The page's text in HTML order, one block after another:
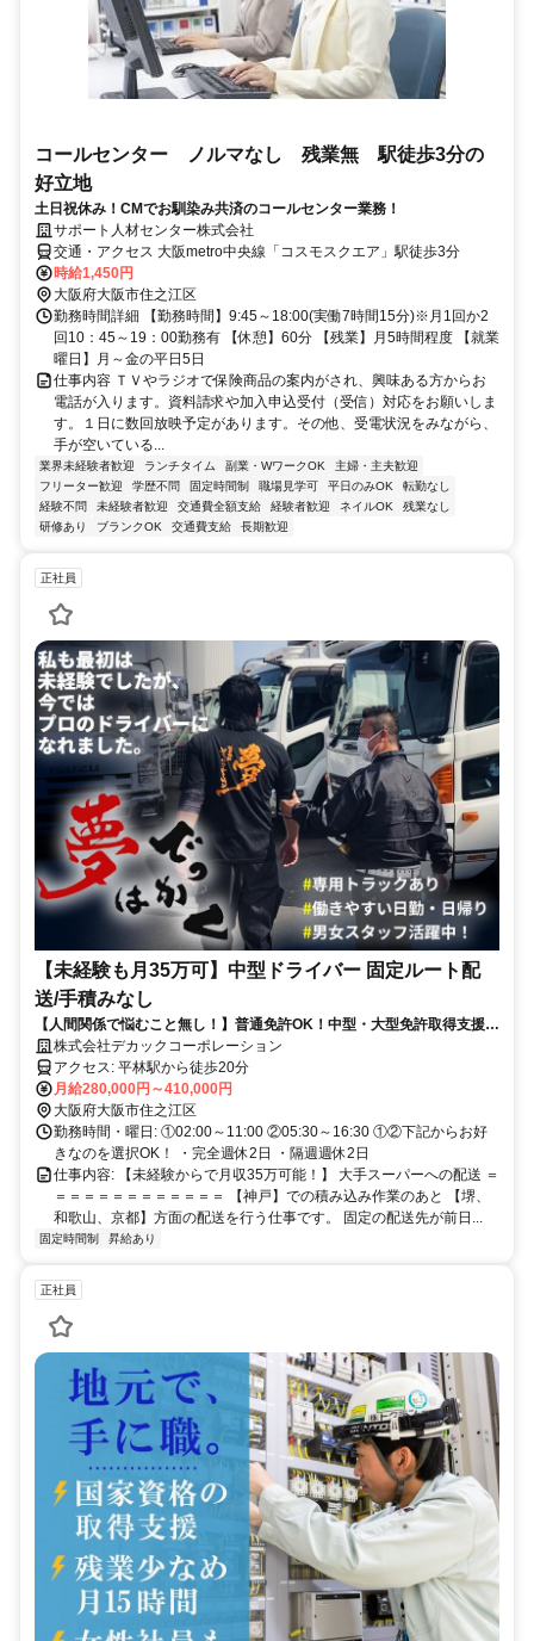
コールセンター ノルマなし 残業無 駅徒歩3分の
好立地
土日祝休み！CMでお馴染み共済のコールセンター業務！
サポート人材センター株式会社
交通・アクセス 大阪metro中央線「コスモスクエア」駅徒歩3分
時給1,450円
大阪府大阪市住之江区
勤務時間詳細 【勤務時間】9:45～18:00(実働7時間15分)※月1回か2
回10：45～19：00勤務有 【休憩】60分 【残業】月5時間程度 【就業
曜日】月～金の平日5日
仕事内容 ＴＶやラジオで保険商品の案内がされ、興味ある方からお
電話が入ります。資料請求や加入申込受付（受信）対応をお願いしま
す。１日に数回放映予定があります。その他、受電状況をみながら、
手が空いている...
業界未経験者歓迎 ランチタイム 副業・WワークOK
主婦・主夫歓迎
フリーター歓迎
学歴不問 固定時間制 職場見学可 平日のみOK
転勤なし
経験不問
未経験者歓迎 交通費全額支給 経験者歓迎 ネイルOK
残業なし
研修あり
ブランクOK 交通費支給 長期歓迎
正社員
【未経験も月35万可】中型ドライバー 固定ルート配
送/手積みなし
【人間関係で悩むこと無し！】普通免許OK！中型・大型免許取得支援あ
り／今なら入社お祝い金20万円支給／昼過ぎには退勤／賞与あり／選べ
る休暇制度／洗車機あり／固定車両／電話応募OK
株式会社デカックコーポレーション
アクセス: 平林駅から徒歩20分
月給280,000円～410,000円
大阪府大阪市住之江区
勤務時間・曜日: ①02:00～11:00 ②05:30～16:30 ①②下記からお好
きなのを選択OK！ ・完全週休2日 ・隔週週休2日
仕事内容: 【未経験からで月収35万可能！】 大手スーパーへの配送 ＝
＝＝＝＝＝＝＝＝＝＝＝＝ 【神戸】での積み込み作業のあと 【堺、
和歌山、京都】方面の配送を行う仕事です。 固定の配送先が前日...
固定時間制 昇給あり
正社員